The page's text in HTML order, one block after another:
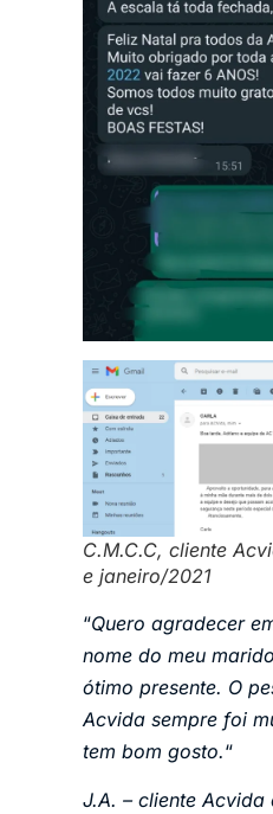
C.M.C.C, cliente
e janeiro/2021
“Quero agradecer
nome do meu
ótimo presente. O
Acvida sempre foi
tem bom gosto.“
J.A. – cliente Acvida